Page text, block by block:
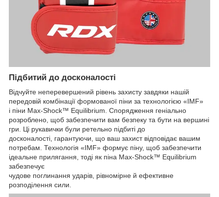
Підбитий до досконалості
Відчуйте неперевершений рівень захисту завдяки нашій
передовій комбінації формованої піни за технологією «IMF»
і піни Max-Shock™ Equilibrium. Спорядження геніально
розроблено, щоб забезпечити вам безпеку та бути на вершині
гри. Ці рукавички були ретельно підбиті до
досконалості, гарантуючи, що ваш захист відповідає вашим
потребам. Технологія «IMF» формує піну, щоб забезпечити
ідеальне прилягання, тоді як піна Max-Shock™ Equilibrium
забезпечує
чудове поглинання ударів, рівномірне й ефективне
розподілення сили.